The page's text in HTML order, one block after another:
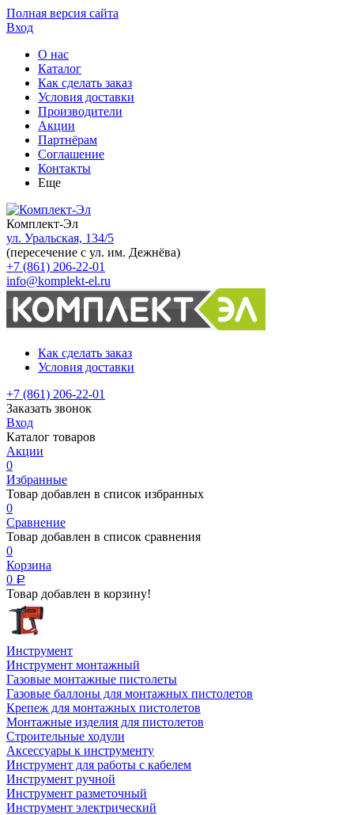
Полная версия сайта
Вход
О нас
Каталог
Как сделать заказ
Условия доставки
Производители
Акции
Партнёрам
Соглашение
Контакты
Еще
Комплект-Эл
ул. Уральская, 134/5
(пересечение с ул. им. Дежнёва)
+7 (861) 206-22-01
info@komplekt-el.ru
Как сделать заказ
Условия доставки
+7 (861) 206-22-01
Заказать звонок
Вход
Каталог товаров
Акции
0
Избранные
Товар добавлен в список избранных
0
Сравнение
Товар добавлен в список сравнения
0
Корзина
0 Р
Товар добавлен в корзину!
Инструмент
Инструмент монтажный
Газовые монтажные пистолеты
Газовые баллоны для монтажных пистолетов
Крепеж для монтажных пистолетов
Монтажные изделия для пистолетов
Строительные ходули
Аксессуары к инструменту
Инструмент для работы с кабелем
Инструмент ручной
Инструмент разметочный
Инструмент электрический